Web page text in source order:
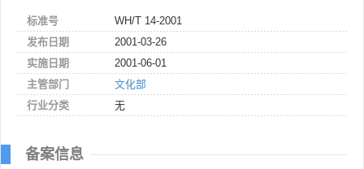
标准号
WH/T 14-2001
发布日期
2001-03-26
实施日期
2001-06-01
主管部门
文化部
行业分类
无
备案信息